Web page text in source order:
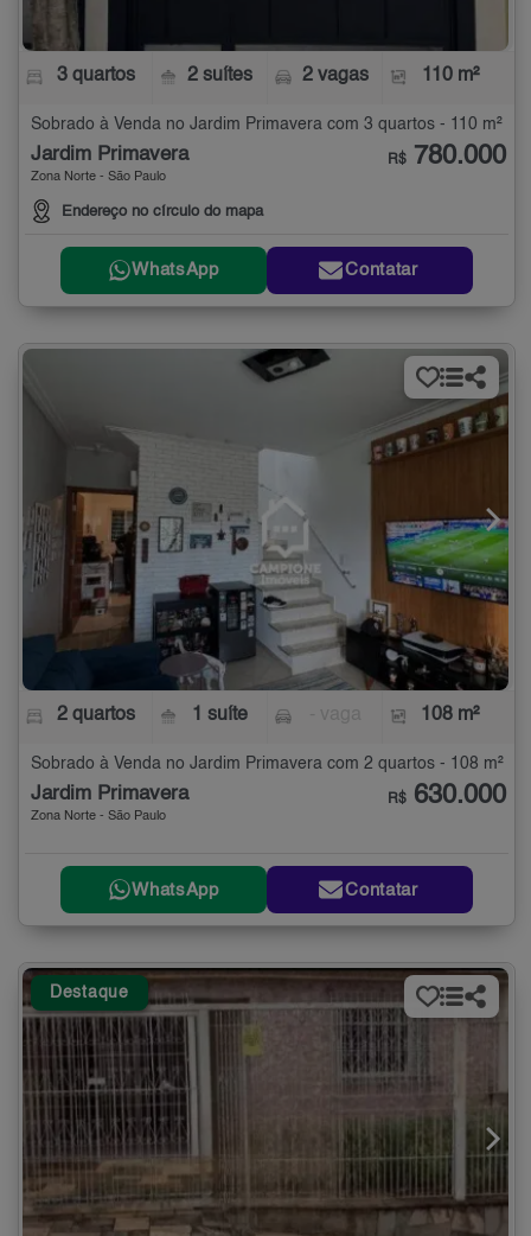
3 quartos 2 suítes 2 vagas 110 m²
Sobrado à Venda no Jardim Primavera com 3 quartos - 110 m²
Jardim Primavera
Zona Norte - São Paulo
Endereço no círculo do mapa
R$ 780.000
WhatsApp Contatar
2 quartos 1 suíte 108 m²
Sobrado à Venda no Jardim Primavera com 2 quartos - 108 m²
Jardim Primavera
Zona Norte - São Paulo
R$ 630.000
WhatsApp Contatar
Destaque